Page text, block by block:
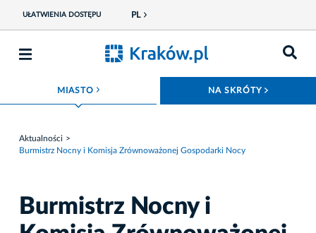
UŁATWIENIA DOSTĘPU PL
MIASTO ROZWIŃ MENU NA SKRÓTY
Aktualności
Burmistrz Nocny i Komisja Zrównoważonej Gospodarki Nocy
Burmistrz Nocny i